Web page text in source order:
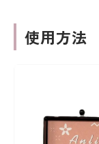
使用方法